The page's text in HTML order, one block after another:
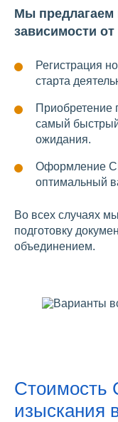
Мы предлагаем
зависимости от
Регистрация
старта
Приобретение
самый быстрый
ожидания.
Оформление
оптимальный
Во всех случаях
подготовку
объединением.
Стоимость
изыскания